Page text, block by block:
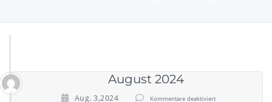
August 2024
Aug. 3,2024 Kommentare deaktiviert